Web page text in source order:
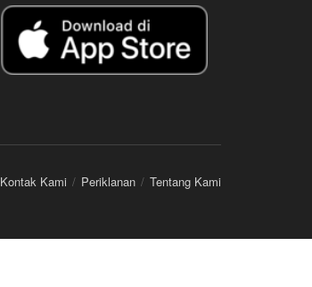
Kontak Kami Periklanan Tentang Kami